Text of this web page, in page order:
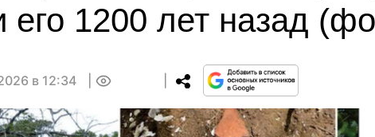
1200 лет назад
в 12:34